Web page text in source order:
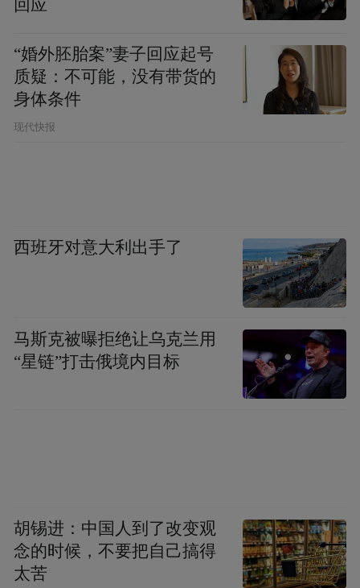
回应
“婚外胚胎案”妻子回应起号
质疑：不可能，没有带货的
身体条件
现代快报
西班牙对意大利出手了
马斯克被曝拒绝让乌克兰用
“星链”打击俄境内目标
胡锡进：中国人到了改变观
念的时候，不要把自己搞得
太苦